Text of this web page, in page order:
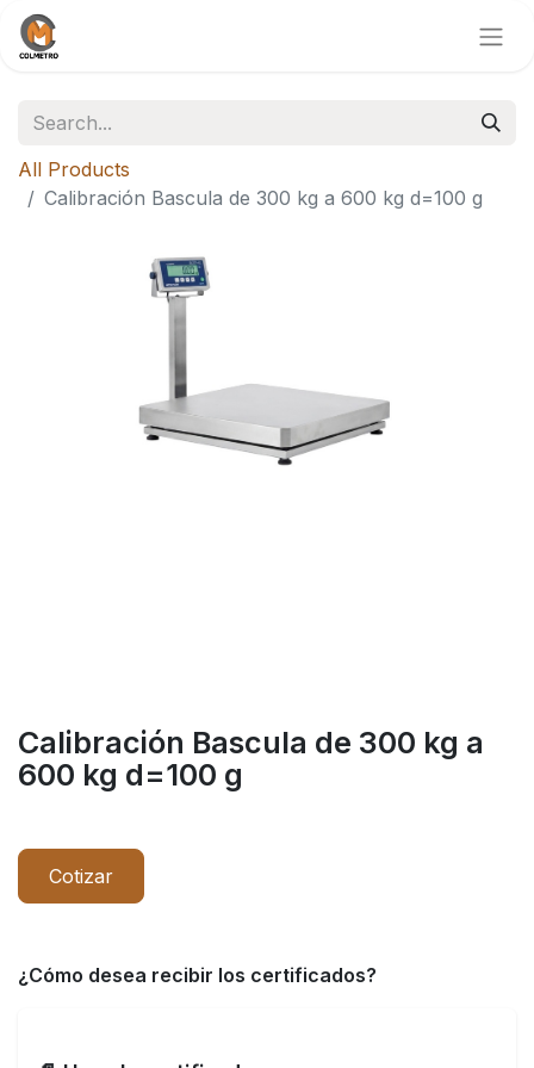
All Products
Calibración Bascula de 300 kg a 600 kg d=100 g
Calibración Bascula de 300 kg a
600 kg d=100 g
Cotizar
¿Cómo desea recibir los certificados?